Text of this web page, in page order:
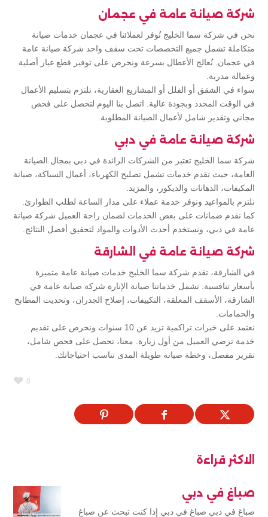
شركة صيانة عامة في عجمان
نحن في شركة سما الخليج نُوفر لعملائنا في عجمان خدمات صيانة
متكاملة تشمل جميع التخصصات تحت سقف واحد شركة صيانة عامة
في عجمان. نُعالج الأعطال بسرعة ونحرص على توفير قطع غيار أصلية
وعمالة مدربة.
سواء في الشقق أو الفلل أو المشاريع العقارية، نلتزم بتسليم الأعمال
في الوقت المحدد وبجودة عالية. اتصل بنا اليوم لتحصل على فحص
مجاني وتقدير شامل لأعمال الصيانة المطلوبة.
شركة صيانة عامة في دبي
شركة سما الخليج تعتبر من الشركات الرائدة في دبي بمجال الصيانة
العامة، حيث تقدم خدمات تشمل تصليح الكهرباء، أعمال السباكة، صيانة
المكيفات، الدهانات والديكور، والمزيد.
نلتزم بالمواعيد ونوفر خدمة عملاء على مدار الساعة لطلب الطوارئ.
كما نقدم ضمانات على بعض الخدمات لضمان راحة العميل شركة صيانة
عامة في دبي، ونستخدم أحدث الأدوات والمواد لتحقيق أفضل النتائج.
شركة صيانة عامة في الشارقة
في الشارقة، تقدم شركة سما الخليج خدمات صيانة عامة متميزة
بأسعار تنافسية. تشمل خدماتنا صيانة الإنارة شركة صيانة عامة في
الشارقة، الأسقف المعلقة، التكييفات، إصلاح الجدران، وتحديث المطابخ
والحمامات.
نعتمد على خبرات تراكمية تزيد عن 10 سنوات ونحرص على تقديم
خدمة ترضي العميل من أول زيارة. معنا، تحصل على فحص شامل،
تقرير مفصل، وخطة صيانة طويلة المدى تناسب احتياجاتك.
0
الاكثر قراءة
صباغ في دبي
صباغ في دبي صباغ في دبي إذا كنت تبحث عن صباغ